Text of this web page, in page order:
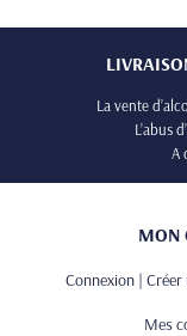
La vente
L’abus
A
MON
Connexion |
Mes